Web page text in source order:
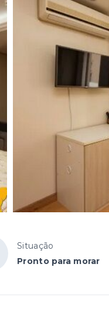
Situação
Pronto para morar